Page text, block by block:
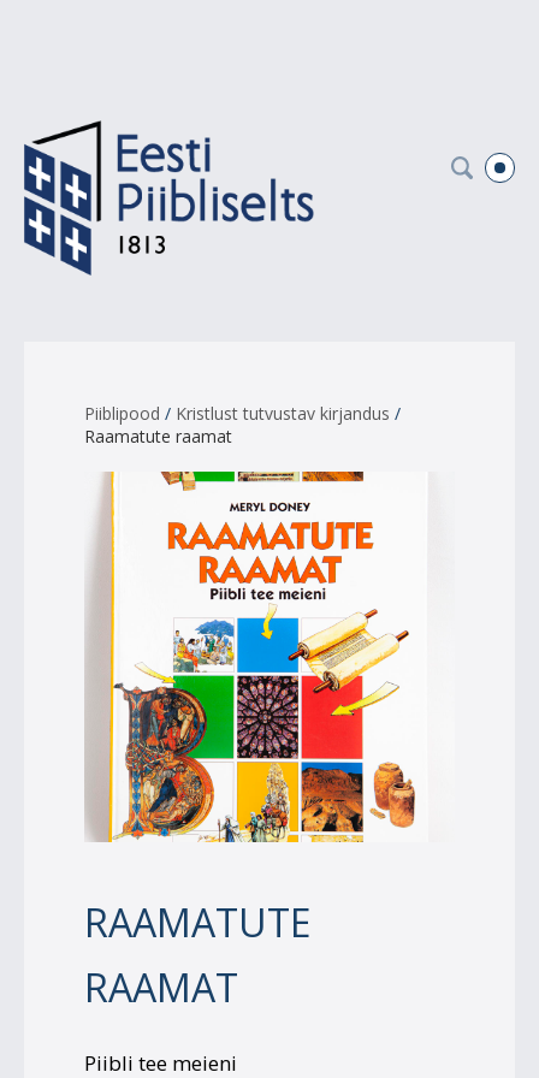
Piiblipood / Kristlust tutvustav kirjandus /
Raamatute raamat
RAAMATUTE
RAAMAT
Piibli tee meieni